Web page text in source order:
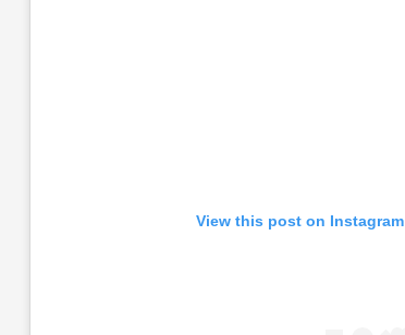
View this post on Instagram